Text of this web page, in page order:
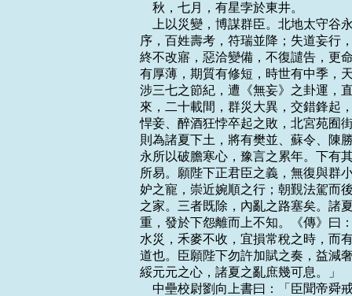
    秋，七月，有星孛於東井。
上以災變，博謀群臣。北地太守
序，百姓壽考，符瑞並降；失道妄行
終不改寤，惡洽變備，不復譴告，更
有厚薄，期質有修短，時世有中季，
涉三七之節紀，遭《無妄》之卦運，
來，二十載間，群災大異，交錯鋒起
悍妾、醉酒狂悖卒起之敗，北宮苑囿
則為諸夏下土，將有樊並、蘇令、陳
永所以破膽寒心，豫言之累年。下有
所易。願陛下正君臣之義，無復與群
妒之寵，崇近婉順之行；朝覲法駕而
之家。三者既除，內亂之路塞矣。諸
重，發於下怨離而上不知。《傳》曰
水災，禾麥不收，宜損常稅之時，而
道也。臣願陛下勿許加賦之奏，益減
綏元元之心，諸夏之亂庶幾可息。」
中壘校尉劉向上書曰：「臣聞帝